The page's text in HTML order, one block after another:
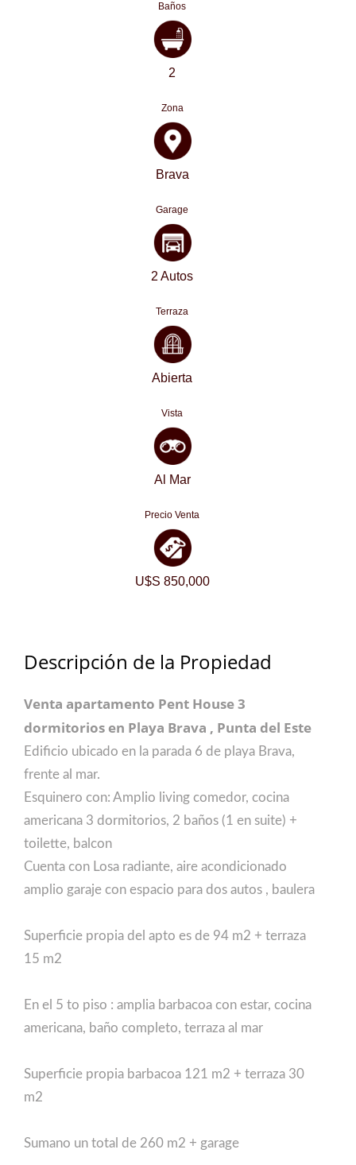
Baños
2
Zona
Brava
Garage
2 Autos
Terraza
Abierta
Vista
Al Mar
Precio Venta
U$S 850,000
Descripción de la Propiedad
Venta apartamento Pent House 3
dormitorios en Playa Brava , Punta del Este
Edificio ubicado en la parada 6 de playa Brava,
frente al mar.
Esquinero con: Amplio living comedor, cocina
americana 3 dormitorios, 2 baños (1 en suite) +
toilette, balcon
Cuenta con Losa radiante, aire acondicionado
amplio garaje con espacio para dos autos , baulera
Superficie propia del apto es de 94 m2 + terraza
15 m2
En el 5 to piso : amplia barbacoa con estar, cocina
americana, baño completo, terraza al mar
Superficie propia barbacoa 121 m2 + terraza 30
m2
Sumano un total de 260 m2 + garage